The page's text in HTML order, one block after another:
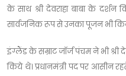
के साथ श्री देवराहा बाबा के
सार्वजनिक रूप से उनका पूजन भी
इंग्लैंड के सम्राट जॉर्ज पंचम ने भी
किये थे। प्रधानमंत्री पद पर आसीन रहते